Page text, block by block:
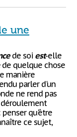
une
de soi est-elle
quelque chose
manière
parler d'un
ne rend pas
qu'être
ce sujet,